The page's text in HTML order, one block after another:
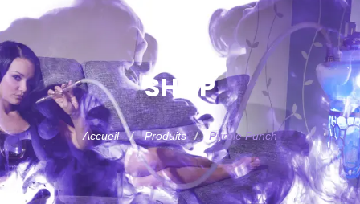
SHOP
Accueil Produits Purple Punch